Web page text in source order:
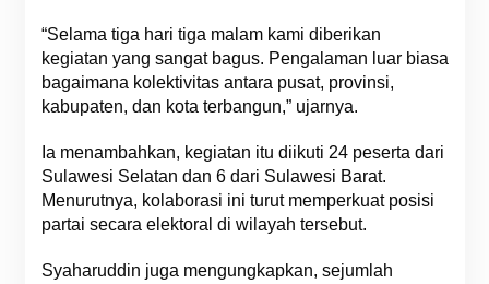
“Selama tiga hari tiga malam kami diberikan
kegiatan yang sangat bagus. Pengalaman luar biasa
bagaimana kolektivitas antara pusat, provinsi,
kabupaten, dan kota terbangun,” ujarnya.
Ia menambahkan, kegiatan itu diikuti 24 peserta dari
Sulawesi Selatan dan 6 dari Sulawesi Barat.
Menurutnya, kolaborasi ini turut memperkuat posisi
partai secara elektoral di wilayah tersebut.
Syaharuddin juga mengungkapkan, sejumlah